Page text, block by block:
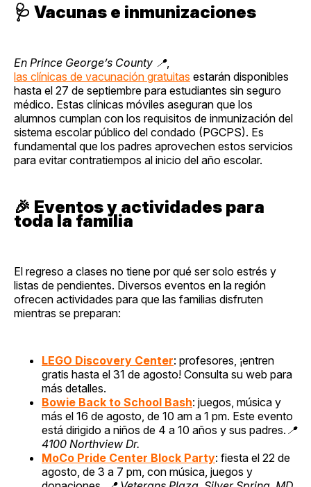
🩺 Vacunas e inmunizaciones
En Prince George’s County 📍,
las clínicas de vacunación gratuitas estarán disponibles
hasta el 27 de septiembre para estudiantes sin seguro
médico. Estas clínicas móviles aseguran que los
alumnos cumplan con los requisitos de inmunización del
sistema escolar público del condado (PGCPS). Es
fundamental que los padres aprovechen estos servicios
para evitar contratiempos al inicio del año escolar.
🎉 Eventos y actividades para
toda la familia
El regreso a clases no tiene por qué ser solo estrés y
listas de pendientes. Diversos eventos en la región
ofrecen actividades para que las familias disfruten
mientras se preparan:
LEGO Discovery Center: profesores, ¡entren
gratis hasta el 31 de agosto! Consulta su web para
más detalles.
Bowie Back to School Bash: juegos, música y
más el 16 de agosto, de 10 am a 1 pm. Este evento
está dirigido a niños de 4 a 10 años y sus padres. 📍
4100 Northview Dr.
MoCo Pride Center Block Party: fiesta el 22 de
agosto, de 3 a 7 pm, con música, juegos y